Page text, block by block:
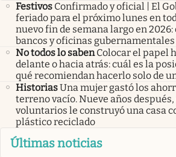
Festivos Confirmado y oficial | El
feriado para el próximo lunes en
nuevo fin de semana largo en
bancos y oficinas gubernamentales
No todos lo saben Colocar el papel
delante o hacia atrás: cuál es la
qué recomiendan hacerlo solo de
HistoriasUna mujer gastó los
terreno vacío. Nueve años
voluntarios le construyó una casa
plástico reciclado
Últimas noticias